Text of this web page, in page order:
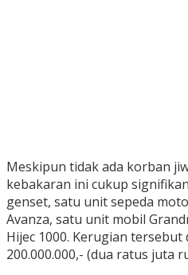
Meskipun tidak ada korban
kebakaran ini cukup
genset, satu unit sepeda
Avanza, satu unit mobil
Hijec 1000. Kerugian
200.000.000,- (dua ratus juta